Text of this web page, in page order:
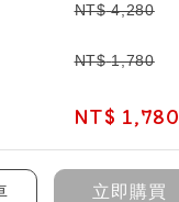
NT$ 4,280
NT$ 1,780
NT$ 1,780
立即購買